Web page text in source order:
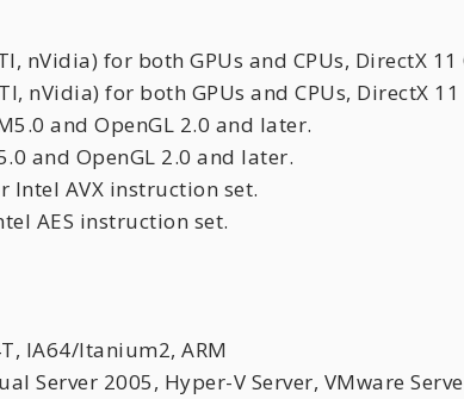
nVidia) for both GPUs and CPUs, DirectX
nVidia) for both GPUs and CPUs, DirectX
and OpenGL 2.0 and later.
and OpenGL 2.0 and later.
Intel AVX instruction set.
AES instruction set.
IA64/Itanium2, ARM
Server 2005, Hyper-V Server, VMware